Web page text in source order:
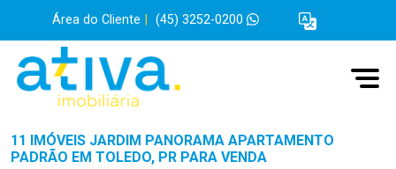
Área do Cliente (45) 3252-0200
11 IMÓVEIS JARDIM PANORAMA APARTAMENTO
PADRÃO EM TOLEDO, PR PARA VENDA